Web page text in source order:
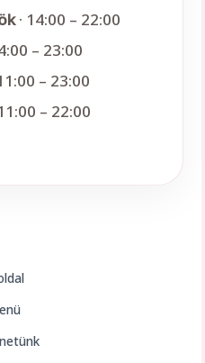
· 14:00 – 22:00
– 23:00
– 23:00
– 22:00